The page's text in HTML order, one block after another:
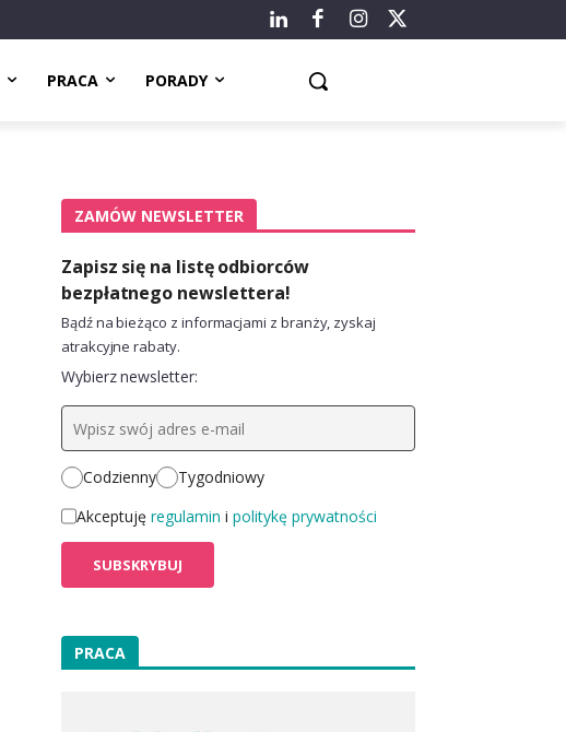
PRACA PORADY
ZAMÓW NEWSLETTER
Zapisz się na listę odbiorców
bezpłatnego newslettera!
Bądź na bieżąco z informacjami z branży, zyskaj
atrakcyjne rabaty.
Wybierz newsletter:
Codzienny
Tygodniowy
Akceptuję regulamin i politykę prywatności
PRACA